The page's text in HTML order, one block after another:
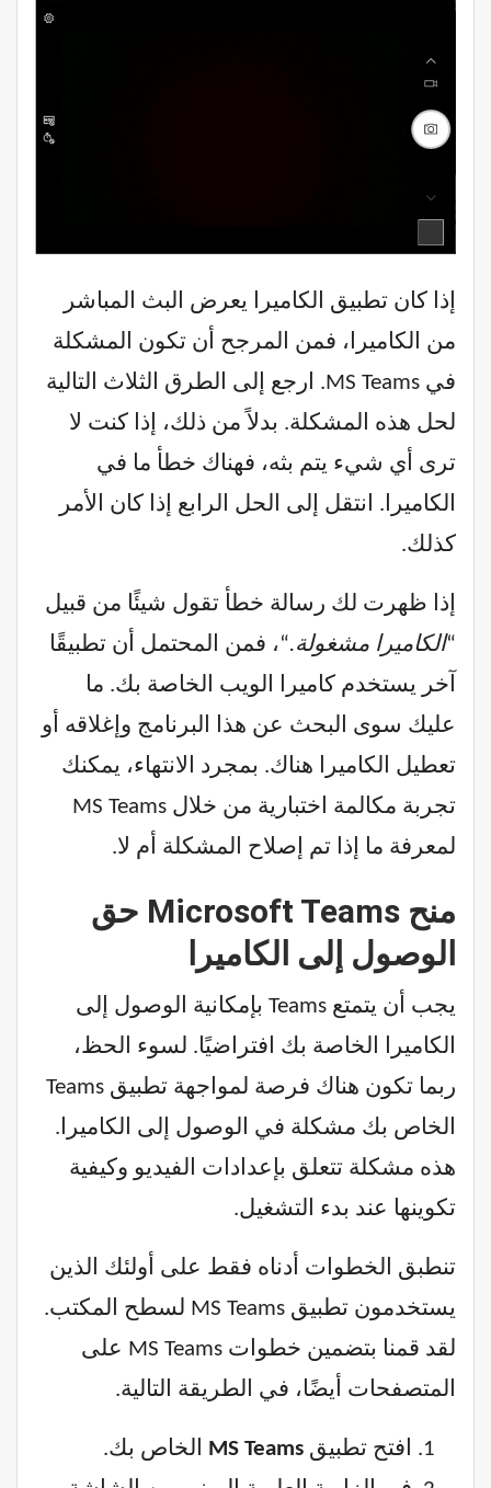
إذا كان تطبيق الكاميرا يعرض البث المباشر
من الكاميرا، فمن المرجح أن تكون المشكلة
في MS Teams. ارجع إلى الطرق الثلاث التالية
لحل هذه المشكلة. بدلاً من ذلك، إذا كنت لا
ترى أي شيء يتم بثه، فهناك خطأ ما في
الكاميرا. انتقل إلى الحل الرابع إذا كان الأمر
كذلك.
إذا ظهرت لك رسالة خطأ تقول شيئًا من قبيل
“الكاميرا مشغولة.“، فمن المحتمل أن تطبيقًا
آخر يستخدم كاميرا الويب الخاصة بك. ما
عليك سوى البحث عن هذا البرنامج وإغلاقه أو
تعطيل الكاميرا هناك. بمجرد الانتهاء، يمكنك
تجربة مكالمة اختبارية من خلال MS Teams
لمعرفة ما إذا تم إصلاح المشكلة أم لا.
منح Microsoft Teams حق
الوصول إلى الكاميرا
يجب أن يتمتع Teams بإمكانية الوصول إلى
الكاميرا الخاصة بك افتراضيًا. لسوء الحظ،
ربما تكون هناك فرصة لمواجهة تطبيق Teams
الخاص بك مشكلة في الوصول إلى الكاميرا.
هذه مشكلة تتعلق بإعدادات الفيديو وكيفية
تكوينها عند بدء التشغيل.
تنطبق الخطوات أدناه فقط على أولئك الذين
يستخدمون تطبيق MS Teams لسطح المكتب.
لقد قمنا بتضمين خطوات MS Teams على
المتصفحات أيضًا، في الطريقة التالية.
افتح تطبيق MS Teams الخاص بك.